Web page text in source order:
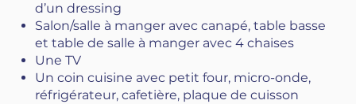
d’un dressing
Salon/salle à manger avec canapé, table basse
et table de salle à manger avec 4 chaises
Une TV
Un coin cuisine avec petit four, micro-onde,
réfrigérateur, cafetière, plaque de cuisson